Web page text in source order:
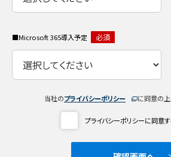
Microsoft 365導入予定 必須
当社のプライバシーポリシー に同意の上
プライバシーポリシーに同意